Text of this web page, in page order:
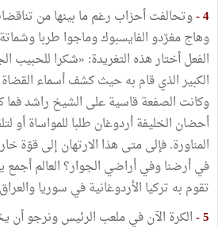
4 - وتحالفت أحزاب رغم ما بينها من
وهاج مغرّدو الفايسبوك وماجوا طربا
الفعل أختار هذه التغريدة: «شكرا للحبيب
الكبير الذي قام به حيث كشف أسماء القضاة
وكانت الصفعة قاسية على الشيخ راشد فما
أحضان الخليفة أردوغان طلبا للمواساة أو
المناورة. فإلى متى هذا الارتهان إلى قوّة
في أرضنا وفي أراضي الجوار؟ العالم أجمع
تقوم به تركيا الأردوغانية في سوريا
5 - الكرة الآن في ملعب الرئيس ونرجو أن